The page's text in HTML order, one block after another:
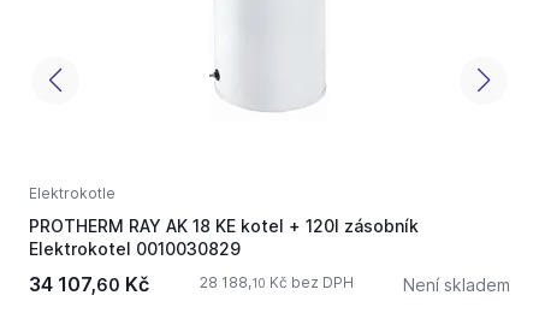
Elektrokotle
PROTHERM RAY AK 18 KE kotel + 120l zásobník
Elektrokotel 0010030829
34 107,60 Kč 28 188,10 Kč bez DPH Není skladem